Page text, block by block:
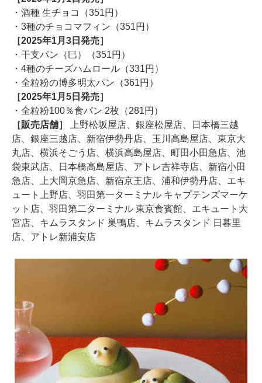
・酒種 生チョコ（351円）
・3種のチョコマフィン（351円）
［2025年1月3日発売］
・干支パン（巳）（351円）
・4種のチーズハムロール（331円）
・全粒粉の博多明太パン（361円）
［2025年1月5日発売］
・全粒粉100％食パン 2枚（281円）
［販売店舗］
上野松坂屋店、銀座松屋店、日本橋三越
店、銀座三越店、新宿伊勢丹店、玉川高島屋店、東京大
丸店、横浜そごう店、横浜高島屋店、町田小田急店、池
袋東武店、日本橋高島屋店、アトレ吉祥寺店、新宿小田
急店、上大岡京急店、新宿京王店、浦和伊勢丹店、エキ
ュート上野店、羽田第一ターミナル キャプテンズマーケ
ット店、羽田第二ターミナル 東京食賓館、エキュート大
宮店、キムラスタンド 巣鴨店、キムラスタンド 日暮里
店、アトレ新浦安店